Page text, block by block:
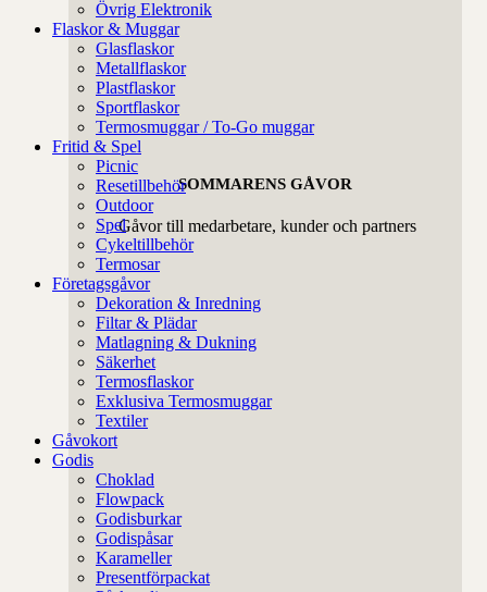
SOMMARENS GÅVOR
Gåvor till medarbetare, kunder och partners
Övrig Elektronik
Flaskor & Muggar
Glasflaskor
Metallflaskor
Plastflaskor
Sportflaskor
Termosmuggar / To-Go muggar
Fritid & Spel
Picnic
Resetillbehör
Outdoor
Spel
Cykeltillbehör
Termosar
Företagsgåvor
Dekoration & Inredning
Filtar & Plädar
Matlagning & Dukning
Säkerhet
Termosflaskor
Exklusiva Termosmuggar
Textiler
Gåvokort
Godis
Choklad
Flowpack
Godisburkar
Godispåsar
Karameller
Presentförpackat